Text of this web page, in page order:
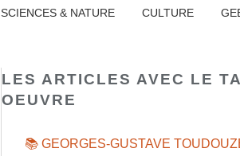
SCIENCES & NATURE CULTURE
LES ARTICLES AVEC LE
OEUVRE
📚 GEORGES-GUSTAVE